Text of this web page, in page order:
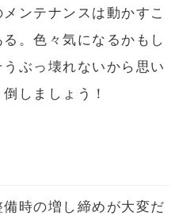
ンテナンスは動かすこ
。色々気になるかもし
ぶっ壊れないから思い
しましょう！
備時の増し締めが大変だ